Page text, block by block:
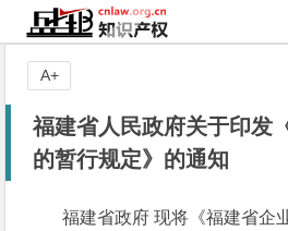
福建省人民政府关于印发
的暂行规定》的通知
福建省政府 现将《福建省企
A+